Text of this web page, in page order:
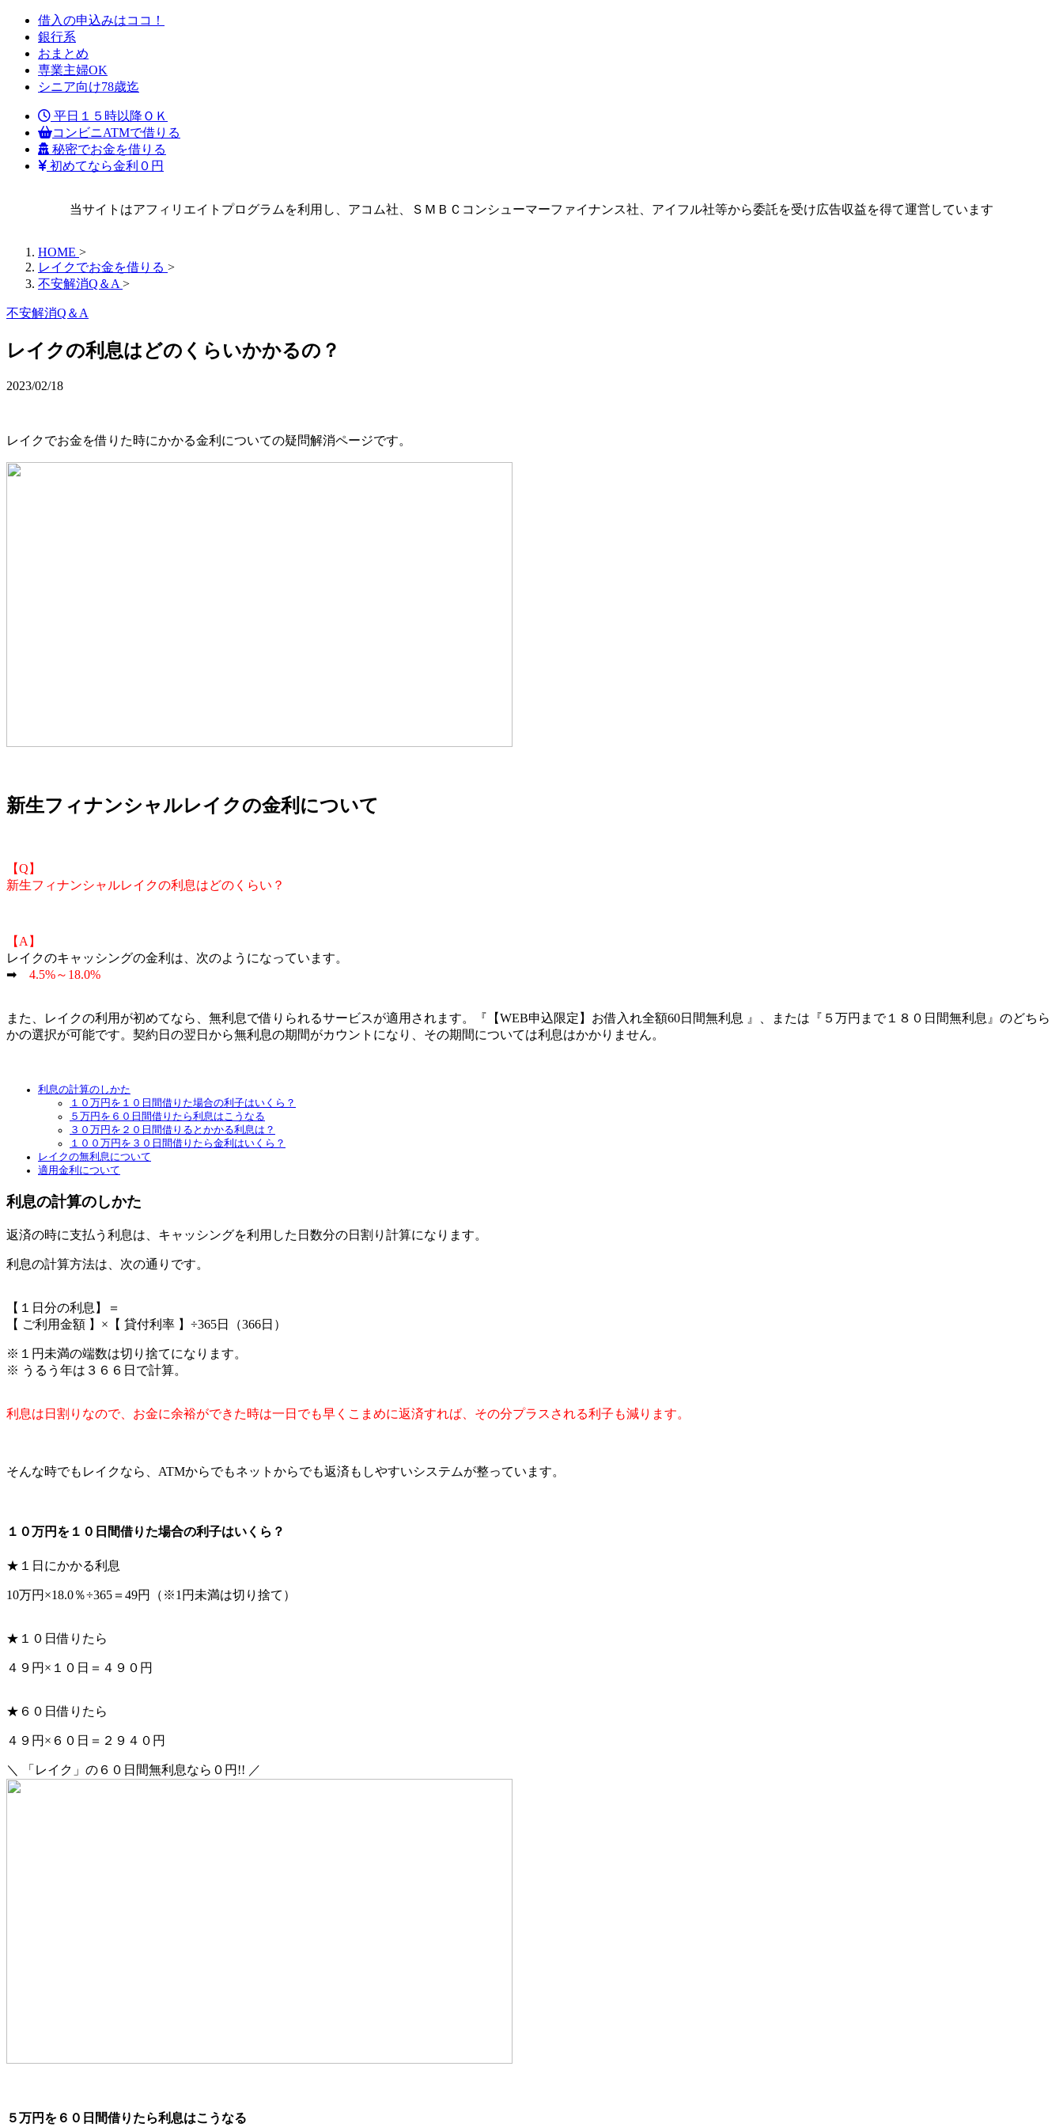
借入の申込みはココ！
銀行系
おまとめ
専業主婦OK
シニア向け78歳迄
平日１５時以降ＯＫ
コンビニATMで借りる
秘密でお金を借りる
初めてなら金利０円
当サイトはアフィリエイトプログラムを利用し、アコム社、ＳＭＢＣコンシューマーファイナンス社、アイフル社等から委託を受け広告収益を得て運営しています
HOME >
レイクでお金を借りる >
不安解消Q＆A >
不安解消Q＆A
レイクの利息はどのくらいかかるの？
2023/02/18
レイクでお金を借りた時にかかる金利についての疑問解消ページです。
新生フィナンシャルレイクの金利について
【Q】
新生フィナンシャルレイクの利息はどのくらい？
【A】
レイクのキャッシングの金利は、次のようになっています。
➡ 4.5%～18.0%
また、レイクの利用が初めてなら、無利息で借りられるサービスが適用されます。『 【WEB申込限定】お借入れ全額60日間無利息 』、または『 ５万円まで１８０日間無利息 』のどちら
かの選択が可能です。契約日の翌日から無利息の期間がカウントになり、その期間については利息はかかりません。
利息の計算のしかた
１０万円を１０日間借りた場合の利子はいくら？
５万円を６０日間借りたら利息はこうなる
３０万円を２０日間借りるとかかる利息は？
１００万円を３０日間借りたら金利はいくら？
レイクの無利息について
適用金利について
利息の計算のしかた
返済の時に支払う利息は、キャッシングを利用した日数分の日割り計算になります。
利息の計算方法は、次の通りです。
【１日分の利息】＝
【 ご利用金額 】×【 貸付利率 】÷365日（366日）
※１円未満の端数は切り捨てになります。
※ うるう年は３６６日で計算。
利息は日割りなので、お金に余裕ができた時は一日でも早くこまめに返済すれば、その分プラスされる利子も減ります。
そんな時でもレイクなら、ATMからでもネットからでも返済もしやすいシステムが整っています。
１０万円を１０日間借りた場合の利子はいくら？
★１日にかかる利息
10万円×18.0％÷365＝49円（※1円未満は切り捨て）
★１０日借りたら
４９円×１０日＝４９０円
★６０日借りたら
４９円×６０日＝２９４０円
＼ 「レイク」の６０日間無利息なら０円!! ／
５万円を６０日間借りたら利息はこうなる